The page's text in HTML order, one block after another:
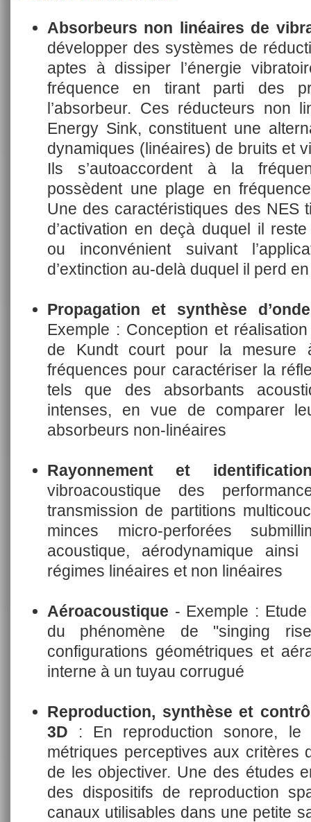
Absorbeurs non linéaires de
développer des systèmes de
aptes à dissiper l’énergie
fréquence en tirant parti des
l’absorbeur. Ces réducteurs non
Energy Sink, constituent une
dynamiques (linéaires) de bruits et
Ils s’autoaccordent à la
possèdent une plage en
Une des caractéristiques des NES
d’activation en deçà duquel il
ou inconvénient suivant
d’extinction au-delà duquel il perd
Propagation et synthèse
Exemple : Conception et
de Kundt court pour la
fréquences pour caractériser la
tels que des absorbants
intenses, en vue de comparer
absorbeurs non-linéaires
Rayonnement et
vibroacoustique des
transmission de partitions
minces micro-perforées
acoustique, aérodynamique
régimes linéaires et non linéaires
Aéroacoustique - Exemple :
du phénomène de "singing
configurations géométriques et
interne à un tuyau corrugué
Reproduction, synthèse et
3D : En reproduction sonore,
métriques perceptives aux critères
de les objectiver. Une des études
des dispositifs de reproduction
canaux utilisables dans une petite